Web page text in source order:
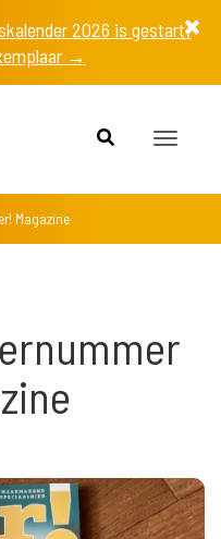
2026 is gestart!
→
Toggle
Magazine